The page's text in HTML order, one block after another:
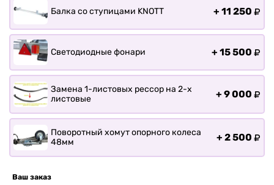
Прицепы для ПВХ Ротан
Прицепы для перевозки
Запчасти
Хоз. товары
О заводе
Контакты
Балка со ступицами KNOTT + 11 250
Светодиодные фонари + 15 500
Замена 1-листовых рессор на 2-х
листовые
+ 9 000
Поворотный хомут опорного колеса
48мм
+ 2 500
Ваш заказ